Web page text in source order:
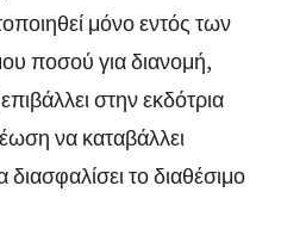
μόνο εντός των
ποσού για διανομή,
στην εκδότρια
να καταβάλλει
το διαθέσιμο